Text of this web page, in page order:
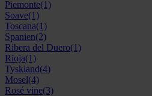
Piemonte(1)
Soave(1)
Toscana(1)
Spanien(2)
Ribera del Duero(1)
Rioja(1)
Tyskland(4)
Mosel(4)
Rosé vine(3)